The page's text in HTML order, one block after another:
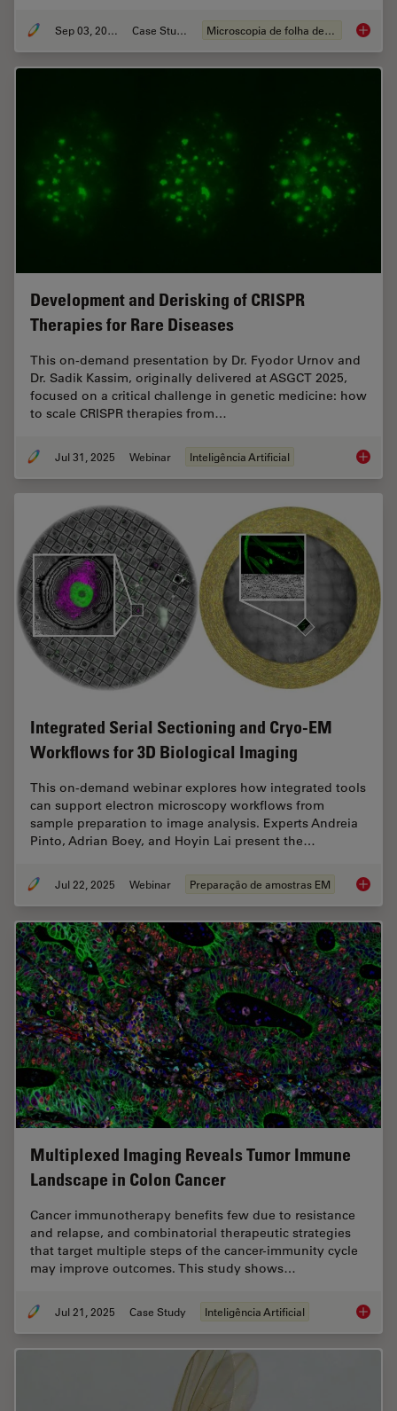
Sep 03, 2025 Case Study Microscopia de folha de luz
Development and Derisking of CRISPR
Therapies for Rare Diseases
This on-demand presentation by Dr. Fyodor Urnov and
Dr. Sadik Kassim, originally delivered at ASGCT 2025,
focused on a critical challenge in genetic medicine: how
to scale CRISPR therapies from…
Jul 31, 2025 Webinar Inteligência Artificial
Integrated Serial Sectioning and Cryo-EM
Workflows for 3D Biological Imaging
This on-demand webinar explores how integrated tools
can support electron microscopy workflows from
sample preparation to image analysis. Experts Andreia
Pinto, Adrian Boey, and Hoyin Lai present the…
Jul 22, 2025 Webinar Preparação de amostras EM
Multiplexed Imaging Reveals Tumor Immune
Landscape in Colon Cancer
Cancer immunotherapy benefits few due to resistance
and relapse, and combinatorial therapeutic strategies
that target multiple steps of the cancer-immunity cycle
may improve outcomes. This study shows…
Jul 21, 2025 Case Study Inteligência Artificial